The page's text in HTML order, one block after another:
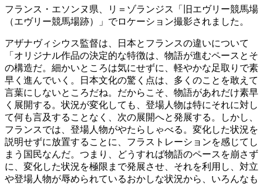
フランス・エソンヌ県、リ＝ゾランジス「旧エヴリー競馬場
（エヴリー競馬場跡）」でロケーション撮影されました。
アザナヴィシウス監督は、日本とフランスの違いについて
「オリジナル作品の決定的な特徴は、物語が進むペースとそ
の構造だ。細かいところは気にせずに、軽やかな足取りで素
早く進んでいく。日本文化の驚く点は、多くのことを敢えて
言葉にしないところだね。だからこそ、物語があれだけ素早
く展開する。状況が変化しても、登場人物は特にそれに対し
て何も言及することなく、次の展開へと発展する。しかし、
フランスでは、登場人物がやたらしゃべる。変化した状況を
説明せずに放置することに、フラストレーションを感じてし
まう国民なんだ。つまり、どうすれば物語のペースを崩さず
に、変化した状況を極限まで発展させ、それを利用し、対立
や登場人物が辱められているおかしな状況から、いろんなも